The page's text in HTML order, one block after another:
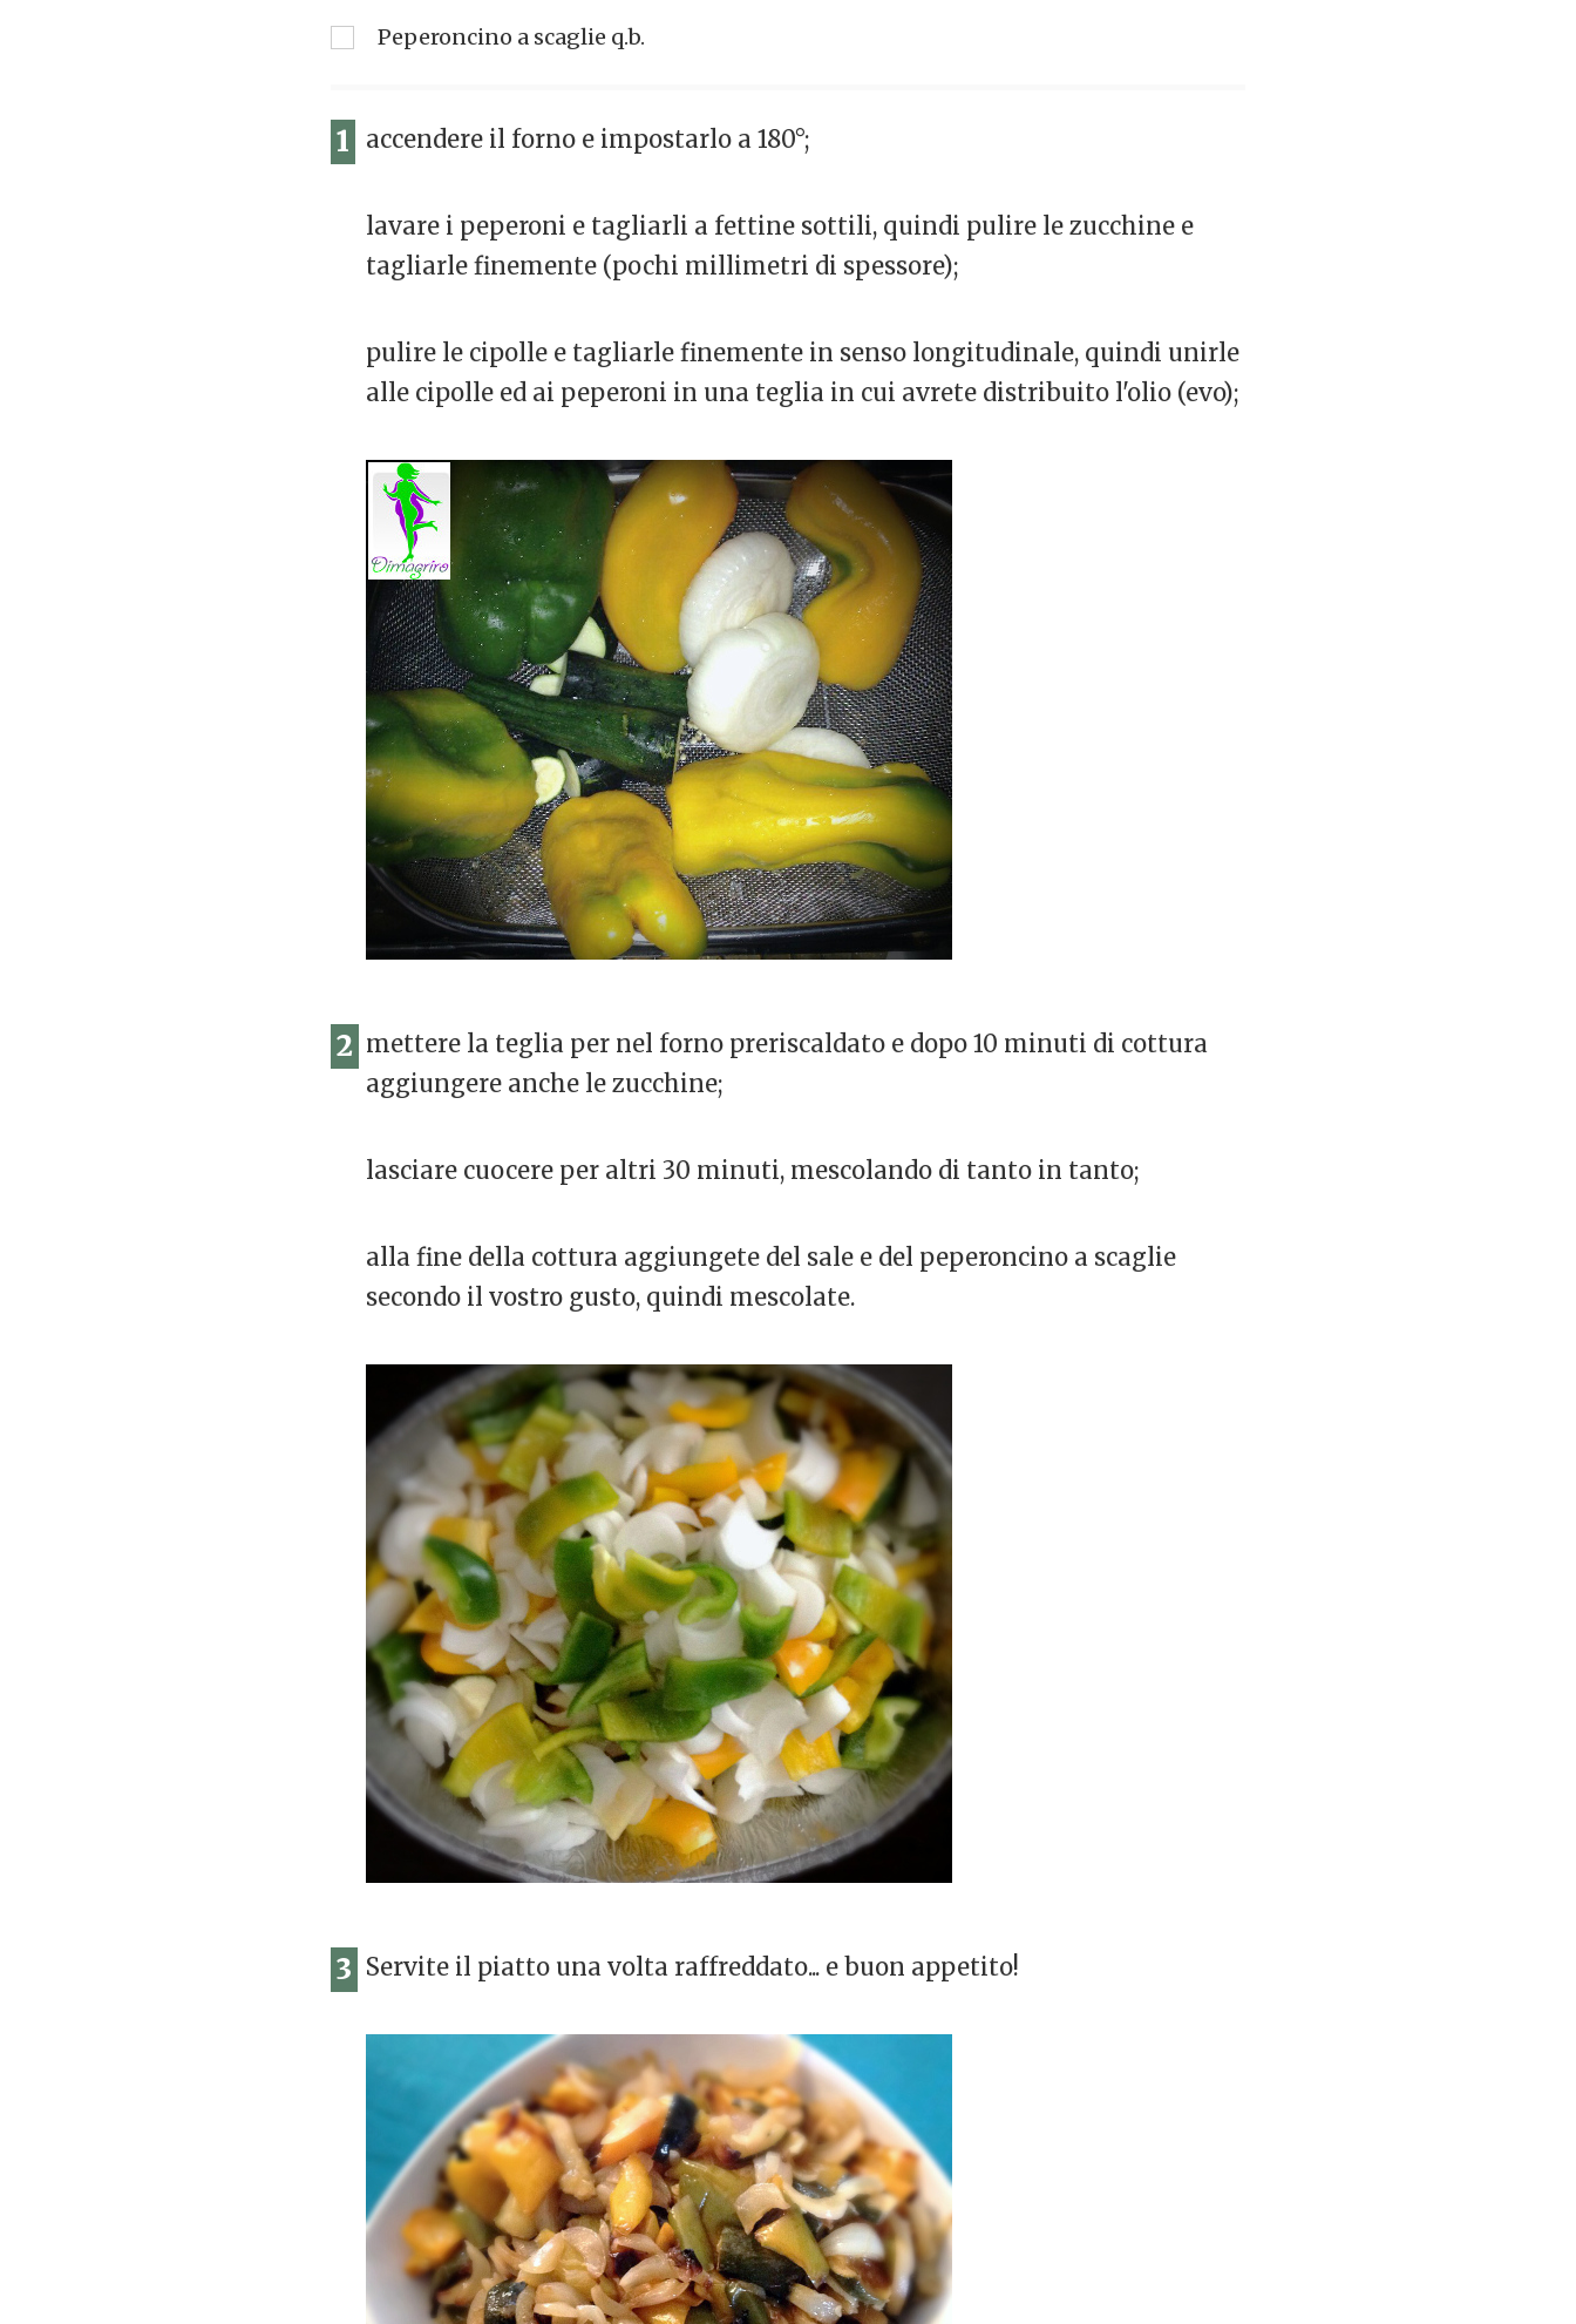
Peperoncino a scaglie q.b.
1 accendere il forno e impostarlo a 180°;
lavare i peperoni e tagliarli a fettine sottili, quindi pulire le zucchine e
tagliarle finemente (pochi millimetri di spessore);
pulire le cipolle e tagliarle finemente in senso longitudinale, quindi unirle
alle cipolle ed ai peperoni in una teglia in cui avrete distribuito l'olio (evo);
2 mettere la teglia per nel forno preriscaldato e dopo 10 minuti di cottura
aggiungere anche le zucchine;
lasciare cuocere per altri 30 minuti, mescolando di tanto in tanto;
alla fine della cottura aggiungete del sale e del peperoncino a scaglie
secondo il vostro gusto, quindi mescolate.
3 Servite il piatto una volta raffreddato... e buon appetito!